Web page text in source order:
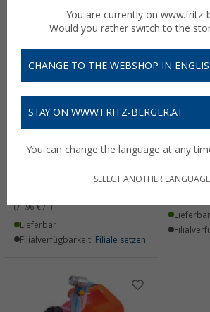
DK-Dox
Trinkwasserdesinfektion
Aktiv Basic
(71,96 € / l)
Lieferbar
Filialverfügbarkeit: Filiale setzen
DK-Dox
Aktiv
Lieferbar
You are currently on www.fritz-
Would you rather switch to the
CHANGE TO THE WEBSHOP IN
STAY ON WWW.FRITZ-BERGER.AT
You can change the language at any
SELECT ANOTHER LANGUAGE